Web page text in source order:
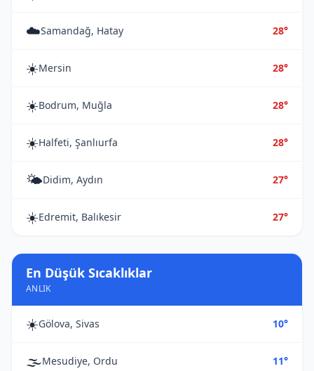
☁️Samandağ, Hatay 28°
☀️Mersin 28°
☀️Bodrum, Muğla 28°
☀️Halfeti, Şanlıurfa 28°
🌤️Didim, Aydın 27°
☀️Edremit, Balıkesir 27°
En Düşük Sıcaklıklar
ANLIK
☀️Gölova, Sivas 10°
🌫️Mesudiye, Ordu 11°